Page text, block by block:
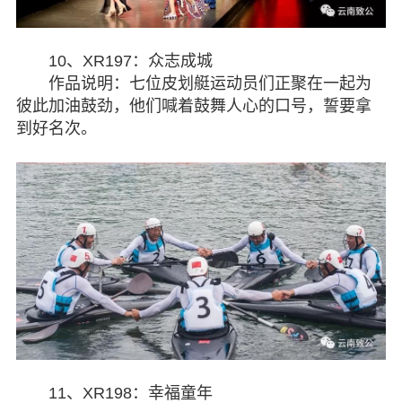
10、XR197：众志成城
作品说明：七位皮划艇运动员们正聚在一起为
彼此加油鼓劲，他们喊着鼓舞人心的口号，誓要拿
到好名次。
11、XR198：幸福童年